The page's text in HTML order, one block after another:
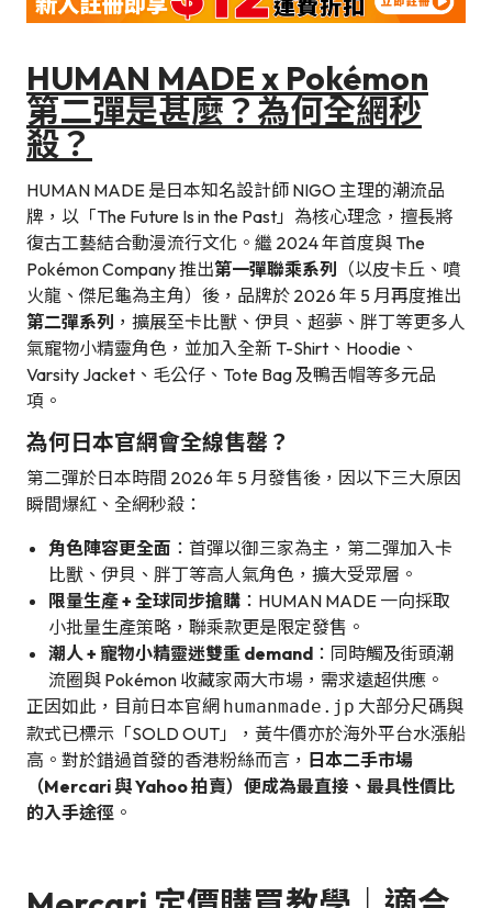
HUMAN MADE x Pokémon
第二彈是甚麼？為何全網秒
殺？
HUMAN MADE 是日本知名設計師 NIGO 主理的潮流品
牌，以「The Future Is in the Past」為核心理念，擅長將
復古工藝結合動漫流行文化。繼 2024 年首度與 The
Pokémon Company 推出第一彈聯乘系列 （以皮卡丘、噴
火龍、傑尼龜為主角）後，品牌於 2026 年 5 月再度推出
第二彈系列 ，擴展至卡比獸、伊貝、超夢、胖丁等更多人
氣寵物小精靈角色，並加入全新 T-Shirt、Hoodie、
Varsity Jacket、毛公仔、Tote Bag 及鴨舌帽等多元品
項。
為何日本官網會全線售罄？
第二彈於日本時間 2026 年 5 月發售後，因以下三大原因
瞬間爆紅、全網秒殺：
角色陣容更全面 ：首彈以御三家為主，第二彈加入卡
比獸、伊貝、胖丁等高人氣角色，擴大受眾層。
限量生產 + 全球同步搶購 ：HUMAN MADE 一向採取
小批量生產策略，聯乘款更是限定發售。
潮人 + 寵物小精靈迷雙重 demand ：同時觸及街頭潮
流圈與 Pokémon 收藏家兩大市場，需求遠超供應。
正因如此，目前日本官網 humanmade.jp 大部分尺碼與
款式已標示「SOLD OUT」，黃牛價亦於海外平台水漲船
高。對於錯過首發的香港粉絲而言， 日本二手市場
（Mercari 與 Yahoo 拍賣）便成為最直接、最具性價比
的入手途徑 。